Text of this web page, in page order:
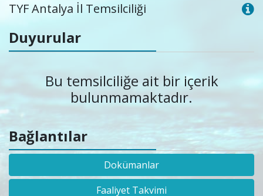
TYF Antalya İl Temsilciliği
Duyurular
Bu temsilciliğe ait bir içerik
bulunmamaktadır.
Bağlantılar
Dokümanlar
Faaliyet Takvimi